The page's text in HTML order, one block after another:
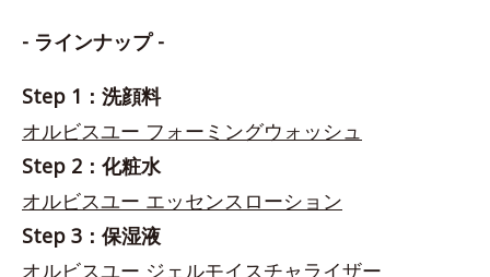
- ラインナップ -
Step 1：洗顔料
オルビスユー フォーミングウォッシュ
Step 2：化粧水
オルビスユー エッセンスローション
Step 3：保湿液
オルビスユー ジェルモイスチャライザー